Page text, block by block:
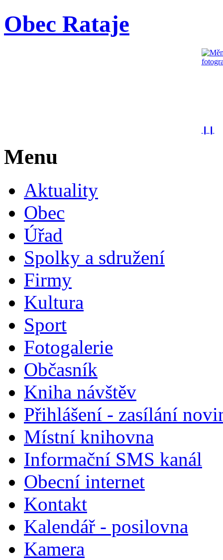
Obec Rataje
Menu
Aktuality
Obec
Úřad
Spolky a sdružení
Firmy
Kultura
Sport
Fotogalerie
Občasník
Kniha návštěv
Přihlášení - zasílání
Místní knihovna
Informační SMS kanál
Obecní internet
Kontakt
Kalendář - posilovna
Kamera